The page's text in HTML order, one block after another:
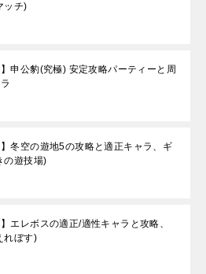
ッチ)
】申公豹(究極) 安定攻略パーティーと周
】冬空の遊地5の攻略と適正キャラ、ギ
の遊技場)
】エレボスの適正/適性キャラと攻略、
れぼす)